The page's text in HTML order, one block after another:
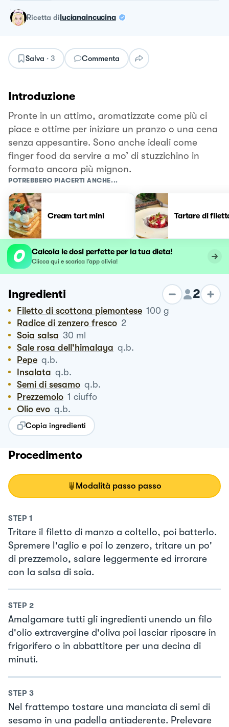
ricetta dilucianaincucina
Salva · 3 Commenta
Introduzione
Pronte in un attimo, aromatizzate come più ci
piace e ottime per iniziare un pranzo o una cena
senza appesantire. Sono anche ideali come
finger food da servire a mo’ di stuzzichino in
formato ancora più mignon.
POTREBBERO PIACERTI ANCHE...
Cream tart mini Tartare di
Calcola le dosi perfette per la tua dieta!
Clicca qui e scarica l’app olivia!
Ingredienti 2
Filetto di scottona piemontese 100 g
Radice di zenzero fresco 2
Soia salsa 30 ml
Sale rosa dell'himalaya q.b.
Pepe q.b.
Insalata q.b.
Semi di sesamo q.b.
Prezzemolo 1 ciuffo
Olio evo q.b.
Copia ingredienti
Procedimento
Modalità passo passo
STEP 1
Tritare il filetto di manzo a coltello, poi batterlo.
Spremere l'aglio e poi lo zenzero, tritare un po'
di prezzemolo, salare leggermente ed irrorare
con la salsa di soia.
STEP 2
Amalgamare tutti gli ingredienti unendo un filo
d'olio extravergine d'oliva poi lasciar riposare in
frigorifero o in abbattitore per una decina di
minuti.
STEP 3
Nel frattempo tostare una manciata di semi di
sesamo in una padella antiaderente. Prelevare